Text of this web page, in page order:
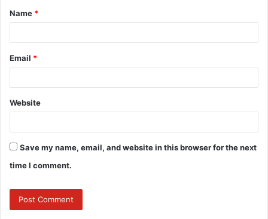
*
Name *
Email *
Website
Save my name, email, and website in this browser for the next
time I comment.